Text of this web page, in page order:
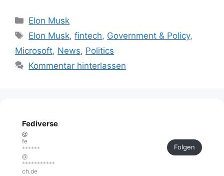
Kategorien
Elon Musk
Schlagwörter
Elon Musk,fintech, Government & Policy,
Microsoft, News, Politics
Kommentar hinterlassen
Fediverse
@
fe
******
@
***********
ch.de
Folgen